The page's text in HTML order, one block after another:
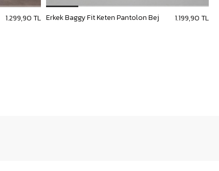
1.299,90 TL Erkek Baggy Fit Keten Pantolon Bej 1.199,90 TL